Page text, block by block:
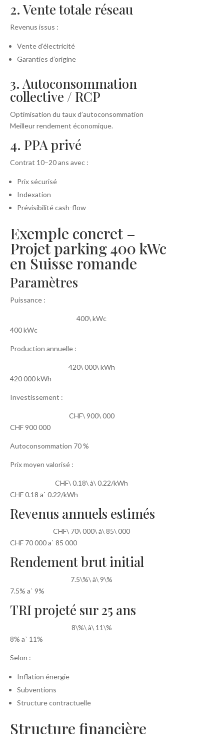
2. Vente totale réseau
Revenus issus :
Vente d’électricité
Garanties d’origine
3. Autoconsommation
collective / RCP
Optimisation du taux d’autoconsommation
Meilleur rendement économique.
4. PPA privé
Contrat 10–20 ans avec :
Prix sécurisé
Indexation
Prévisibilité cash-flow
Exemple concret –
Projet parking 400 kWc
en Suisse romande
Paramètres
Puissance :
400\ kWc
400 kWc
Production annuelle :
420\ 000\ kWh
420 000 kWh
Investissement :
CHF\ 900\ 000
CHF 900 000
Autoconsommation 70 %
Prix moyen valorisé :
CHF\ 0.18\ à\ 0.22/kWh
CHF 0.18 aˋ 0.22/kWh
Revenus annuels estimés
CHF\ 70\ 000\ à\ 85\ 000
CHF 70 000 aˋ 85 000
Rendement brut initial
7.5\%\ à\ 9\%
7.5% aˋ 9%
TRI projeté sur 25 ans
8\%\ à\ 11\%
8% aˋ 11%
Selon :
Inflation énergie
Subventions
Structure contractuelle
Structure financière